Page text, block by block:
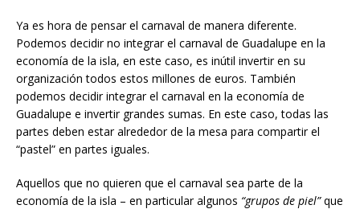
Ya es hora de pensar el carnaval de manera diferente.
Podemos decidir no integrar el carnaval de Guadalupe en la
economía de la isla, en este caso, es inútil invertir en su
organización todos estos millones de euros. También
podemos decidir integrar el carnaval en la economía de
Guadalupe e invertir grandes sumas. En este caso, todas las
partes deben estar alrededor de la mesa para compartir el
“pastel” en partes iguales.
Aquellos que no quieren que el carnaval sea parte de la
economía de la isla – en particular algunos “grupos de piel”que